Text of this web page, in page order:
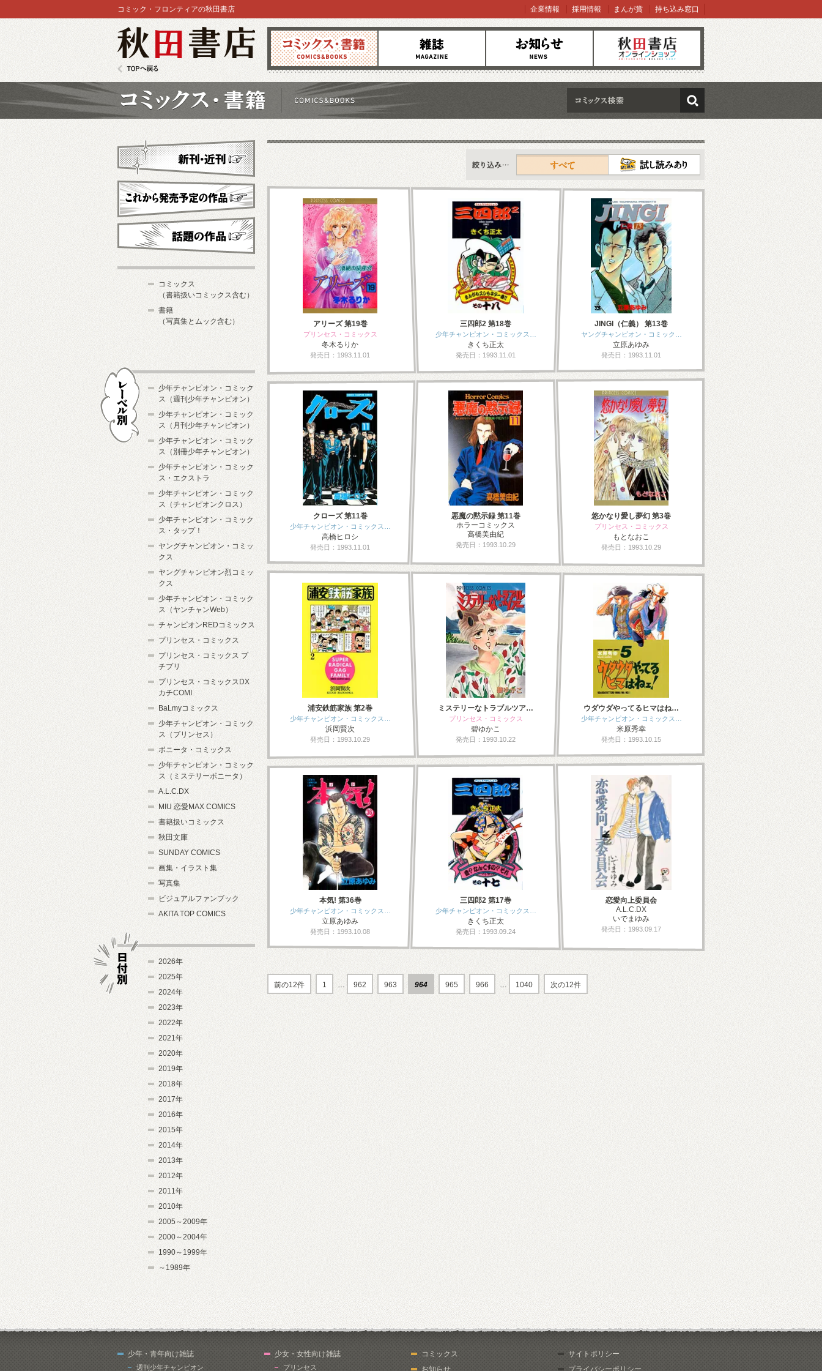
コミックス 雑誌 お知らせ オンラインショップ
コミック・フロンティアの秋田書店 企業情報 採用情報 まんが賞 持ち込み窓口
検索
新刊情報
すべて
アリーズ 第19巻
プリンセス・コミックス
冬木るりか
発売日：1993.11.01
三四郎2 第18巻
少年チャンピオン・コミックス…
きくち正太
発売日：1993.11.01
JINGI（仁義） 第13巻
ヤングチャンピオン・コミック…
立原あゆみ
発売日：1993.11.01
クローズ 第11巻
少年チャンピオン・コミックス…
高橋ヒロシ
発売日：1993.11.01
悪魔の黙示録 第11巻
ホラーコミックス
高橋美由紀
発売日：1993.10.29
悠かなり愛し夢幻 第3巻
プリンセス・コミックス
もとなおこ
発売日：1993.10.29
浦安鉄筋家族 第2巻
少年チャンピオン・コミックス…
浜岡賢次
発売日：1993.10.29
ミステリーなトラブルツア…
プリンセス・コミックス
碧ゆかこ
発売日：1993.10.22
ウダウダやってるヒマはね…
少年チャンピオン・コミックス…
米原秀幸
発売日：1993.10.15
本気! 第36巻
少年チャンピオン・コミックス…
立原あゆみ
発売日：1993.10.08
三四郎2 第17巻
少年チャンピオン・コミックス…
きくち正太
発売日：1993.09.24
恋愛向上委員会
A.L.C.DX
いでまゆみ
発売日：1993.09.17
前の12件 1 … 962 963 964 965 966 … 1040 次の12件
新刊・近刊
これから発売予定
コミックス
（書籍扱いコミックス含む）
書籍
（写真集とムック含む）
少年チャンピオン・コミック
ス（週刊少年チャンピオン）
少年チャンピオン・コミック
ス（月刊少年チャンピオン）
少年チャンピオン・コミック
ス（別冊少年チャンピオン）
少年チャンピオン・コミック
ス・エクストラ
少年チャンピオン・コミック
ス（チャンピオンクロス）
少年チャンピオン・コミック
ス・タップ！
ヤングチャンピオン・コミッ
クス
ヤングチャンピオン烈コミッ
クス
少年チャンピオン・コミック
ス（ヤンチャンWeb）
チャンピオンREDコミックス
プリンセス・コミックス
プリンセス・コミックス プ
チプリ
プリンセス・コミックスDX
カチCOMI
BaLmyコミックス
少年チャンピオン・コミック
ス（プリンセス）
ボニータ・コミックス
少年チャンピオン・コミック
ス（ミステリーボニータ）
A.L.C.DX
MIU 恋愛MAX COMICS
書籍扱いコミックス
秋田文庫
SUNDAY COMICS
画集・イラスト集
写真集
ビジュアルファンブック
AKITA TOP COMICS
2026年
2025年
2024年
2023年
2022年
2021年
2020年
2019年
2018年
2017年
2016年
2015年
2014年
2013年
2012年
2011年
2010年
2005～2009年
2000～2004年
1990～1999年
～1989年
少年・青年向け雑誌
週刊少年チャンピオン
少女・女性向け雑誌
プリンセス
コミックス
お知らせ
サイトポリシー
プライバシーポリシー